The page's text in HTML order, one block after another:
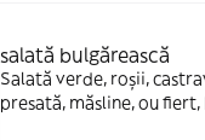
salată bulgărească
Salată verde, roșii,
presată, măsline, ou